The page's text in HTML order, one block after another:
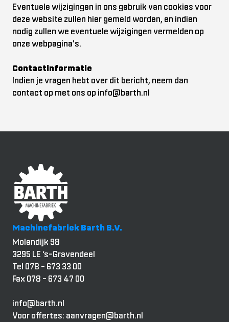
Eventuele wijzigingen in ons gebruik van cookies voor
deze website zullen hier gemeld worden, en indien
nodig zullen we eventuele wijzigingen vermelden op
onze webpagina's.
Contactinformatie
Indien je vragen hebt over dit bericht, neem dan
contact op met ons op info@barth.nl
Machinefabriek Barth B.V.
Molendijk 98
3295 LE ‘s-Gravendeel
Tel 078 - 673 33 00
Fax 078 - 673 47 00
info@barth.nl
Voor offertes: aanvragen@barth.nl